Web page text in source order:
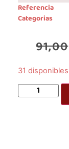
Referencia
Categorias
91,00
31 disponibles